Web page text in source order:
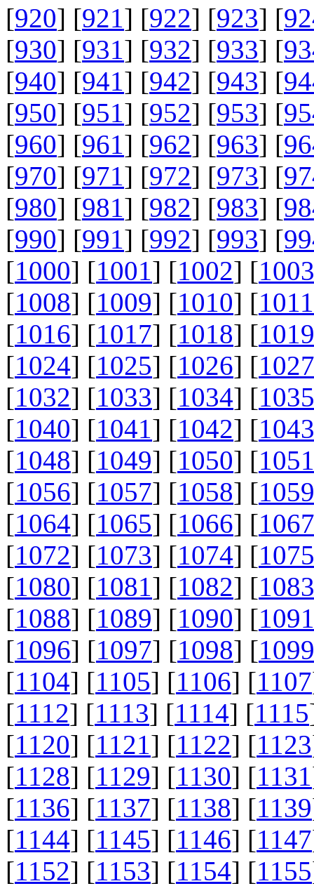
[920] [921] [922] [923] [
[930] [931] [932] [933] [
[940] [941] [942] [943] [
[950] [951] [952] [953] [
[960] [961] [962] [963] [
[970] [971] [972] [973] [
[980] [981] [982] [983] [
[990] [991] [992] [993] [
[1000] [1001] [1002] [1003
[1008] [1009] [1010] [1011
[1016] [1017] [1018] [1019
[1024] [1025] [1026] [1027
[1032] [1033] [1034] [1035
[1040] [1041] [1042] [1043
[1048] [1049] [1050] [1051
[1056] [1057] [1058] [1059
[1064] [1065] [1066] [1067
[1072] [1073] [1074] [1075
[1080] [1081] [1082] [1083
[1088] [1089] [1090] [1091
[1096] [1097] [1098] [1099
[1104] [1105] [1106] [1107
[1112] [1113] [1114] [1115
[1120] [1121] [1122] [1123
[1128] [1129] [1130] [1131
[1136] [1137] [1138] [1139
[1144] [1145] [1146] [1147
[1152] [1153] [1154] [1155